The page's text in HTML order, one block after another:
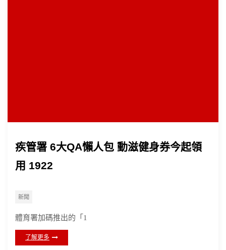
疾管署 6大QA懶人包 動滋健身券今起領
用 1922
新聞
體育署加碼推出的「1
了解更多